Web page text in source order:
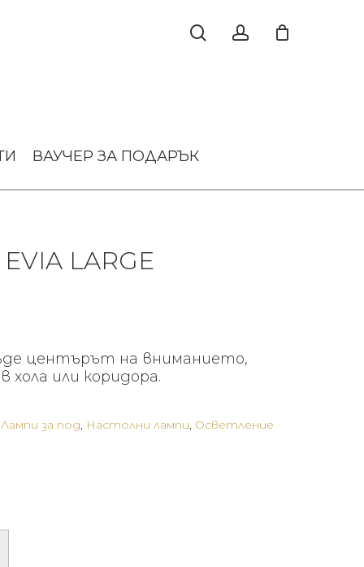
ВАУЧЕР ЗА ПОДАРЪК
LARGE
центърът на вниманието,
хола или коридора.
Лампи за под, Настолни лампи, Осветление